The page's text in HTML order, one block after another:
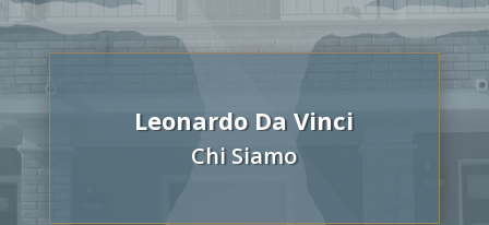
Leonardo Da Vinci
Chi Siamo